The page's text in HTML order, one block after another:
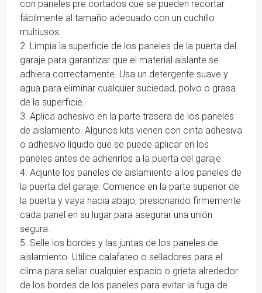
con paneles pre cortados que se pueden recortar
fácilmente al tamaño adecuado con un cuchillo
multiusos.
2. Limpia la superficie de los paneles de la puerta del
garaje para garantizar que el material aislante se
adhiera correctamente. Usa un detergente suave y
agua para eliminar cualquier suciedad, polvo o grasa
de la superficie.
3. Aplica adhesivo en la parte trasera de los paneles
de aislamiento. Algunos kits vienen con cinta adhesiva
o adhesivo líquido que se puede aplicar en los
paneles antes de adherirlos a la puerta del garaje.
4. Adjunte los paneles de aislamiento a los paneles de
la puerta del garaje. Comience en la parte superior de
la puerta y vaya hacia abajo, presionando firmemente
cada panel en su lugar para asegurar una unión
segura.
5. Selle los bordes y las juntas de los paneles de
aislamiento. Utilice calafateo o selladores para el
clima para sellar cualquier espacio o grieta alrededor
de los bordes de los paneles para evitar la fuga de